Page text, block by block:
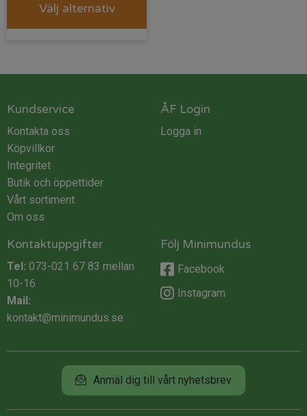
Välj alternativ
Kundservice
Kontakta oss
Köpvillkor
Integritet
Butik och öppettider
Vårt sortiment
Om oss
ÅF Login
Logga in
Kontaktuppgifter
Tel: 073-021 67 83 mellan
10-16
Mail:
kontakt@minimundus.se
Följ Minimundus
Facebook
Instagram
Anmäl dig till vårt nyhetsbrev